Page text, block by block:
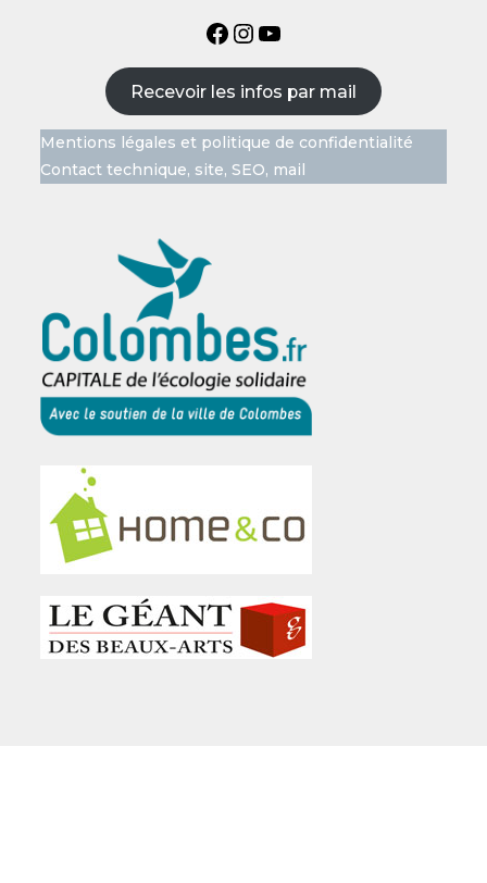
Recevoir les infos par mail
Mentions légales et politique de confidentialité
Contact technique, site, SEO, mail